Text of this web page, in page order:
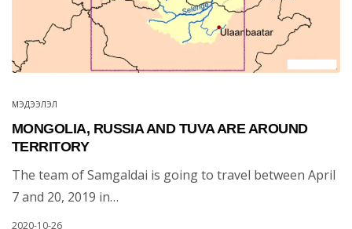
МЭДЭЭЛЭЛ
MONGOLIA, RUSSIA AND TUVA ARE AROUND
TERRITORY
The team of Samgaldai is going to travel between April
7 and 20, 2019 in…
2020-10-26